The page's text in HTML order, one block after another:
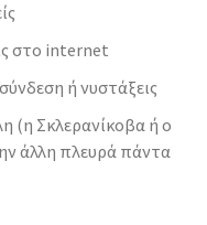
στο internet
ή νυστάξεις
(η Σκλερανίκοβα ή ο
άλλη πλευρά πάντα